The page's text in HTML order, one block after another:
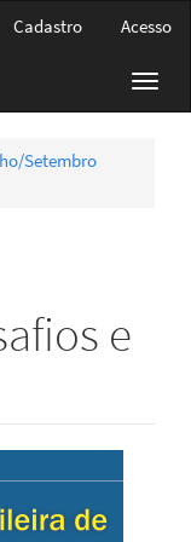
Cadastro Acesso
Setembro
e